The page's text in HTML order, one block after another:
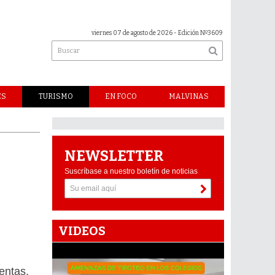
viernes 07 de agosto de 2026 - Edición Nº3609
TURISMO EN FOCO MALVINAS
NEWSLETTER
Suscríbase a nuestro boletín de noticias
VIDEOS